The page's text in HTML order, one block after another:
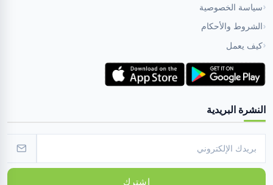
سياسة الخصوصية
الشروط والأحكام
كيف يعمل
النشرة البريدية
اشترك